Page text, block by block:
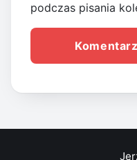
podczas pisania